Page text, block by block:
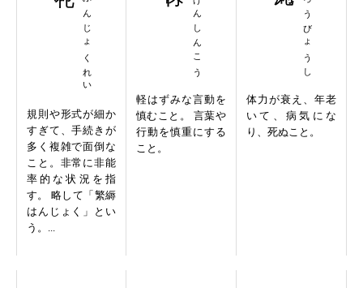
規則や形式が細か
すぎて、手続きが
多く複雑で面倒な
こと。非常に非能
率的な状況を指
す。 略して「繁縟
はんじょく」とい
う。...
軽はずみな言動を
慎むこと。 言葉や
行動を慎重にする
こと。
体力が衰え、年老
いて、病気にな
り、死ぬこと。